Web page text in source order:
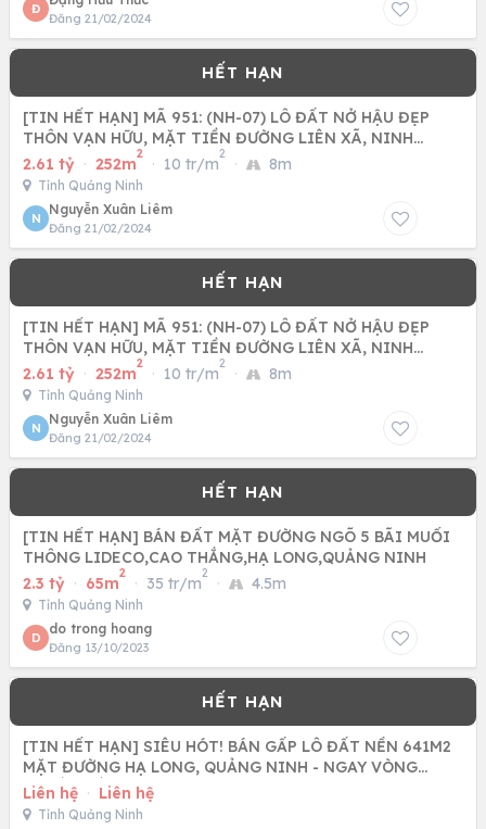
Đ
Đăng 21/02/2024
[TIN HẾT HẠN] MÃ 951: (NH-07) LÔ ĐẤT NỞ HẬU ĐẸP
THÔN VẠN HỮU, MẶT TIỀN ĐƯỜNG LIÊN XÃ, NINH
QUANG, NINH HÒA.
2.61 tỷ · 252m
2
· 10 tr/m
2
· 8m
Tỉnh Quảng Ninh
N
Nguyễn Xuân Liêm
Đăng 21/02/2024
[TIN HẾT HẠN] MÃ 951: (NH-07) LÔ ĐẤT NỞ HẬU ĐẸP
THÔN VẠN HỮU, MẶT TIỀN ĐƯỜNG LIÊN XÃ, NINH
QUANG, NINH HÒA.
2.61 tỷ · 252m
2
· 10 tr/m
2
· 8m
Tỉnh Quảng Ninh
N
Nguyễn Xuân Liêm
Đăng 21/02/2024
[TIN HẾT HẠN] BÁN ĐẤT MẶT ĐƯỜNG NGÕ 5 BÃI MUỐI
THÔNG LIDECO,CAO THẮNG,HẠ LONG,QUẢNG NINH
2.3 tỷ · 65m
2
· 35 tr/m
2
· 4.5m
Tỉnh Quảng Ninh
D
do trong hoang
Đăng 13/10/2023
[TIN HẾT HẠN] SIÊU HÓT! BÁN GẤP LÔ ĐẤT NỀN 641M2
MẶT ĐƯỜNG HẠ LONG, QUẢNG NINH - NGAY VÒNG
XUYẾN GỐM SỨ - CÁCH
Liên hệ · Liên hệ
Tỉnh Quảng Ninh